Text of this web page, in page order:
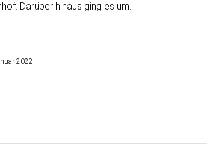
Darüber hinaus ging es um…
2022